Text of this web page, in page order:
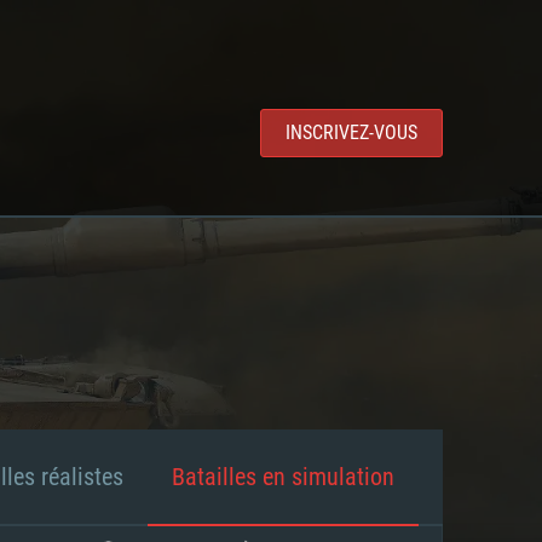
INSCRIVEZ-VOUS
réalistes Batailles en simulation